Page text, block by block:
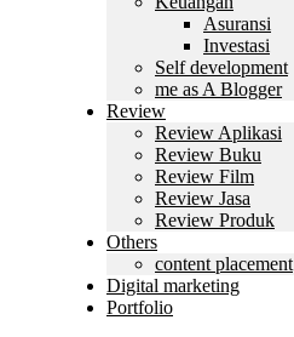
Asuransi
Investasi
Self development
me as A Blogger
Review
Review Aplikasi
Review Buku
Review Film
Review Jasa
Review Produk
Others
content placement
Digital marketing
Portfolio